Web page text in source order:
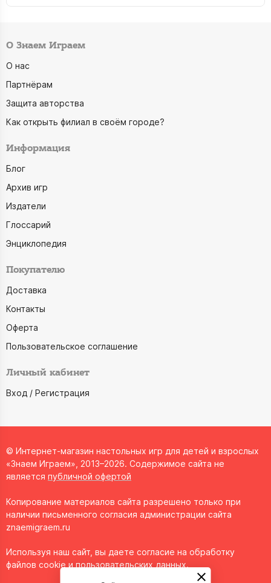
О Знаем Играем
О нас
Партнёрам
Защита авторства
Как открыть филиал в своём городе?
Информация
Блог
Архив игр
Издатели
Глоссарий
Энциклопедия
Покупателю
Доставка
Контакты
Оферта
Пользовательское соглашение
Личный кабинет
Вход / Регистрация
© Интернет-магазин настольных игр для детей и взрослых
«Знаем Играем», 2013–2026. Содержимое сайта не
является публичной офертой
Копирование материалов сайта разрешено только при
наличии письменного согласия администрации сайта
znaemigraem.ru
Используя наш сайт, вы даете согласие на обработку
файлов cookie и пользовательских данных.